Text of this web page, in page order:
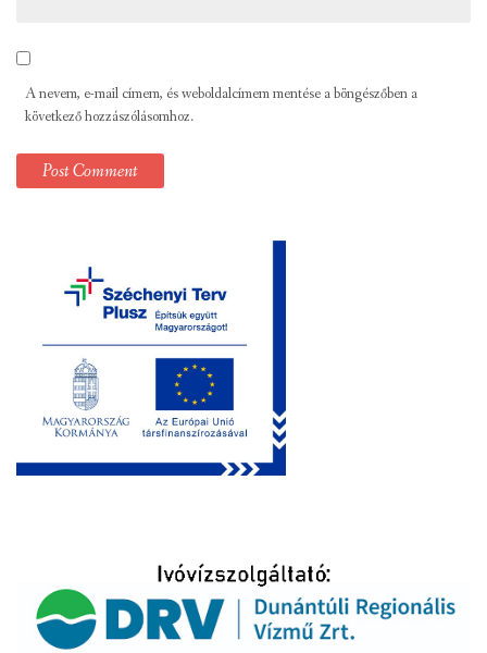
A nevem, e-mail címem, és weboldalcímem mentése a böngészőben a
következő hozzászólásomhoz.